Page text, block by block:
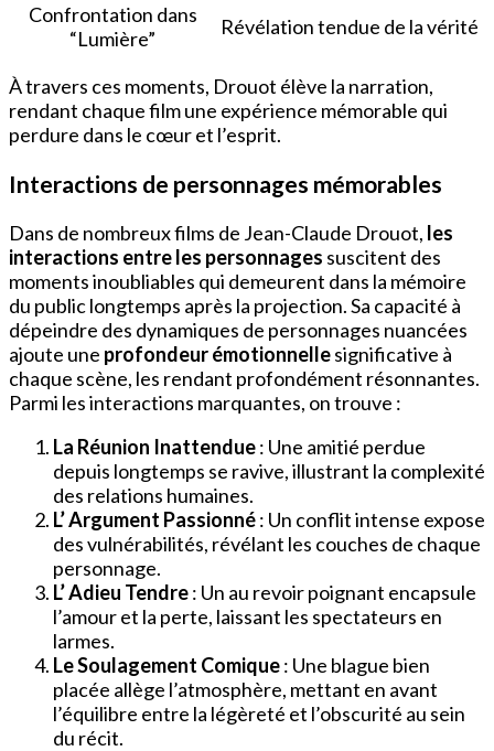
Confrontation dans
“Lumière”
Révélation tendue de la vérité
À travers ces moments, Drouot élève la narration,
rendant chaque film une expérience mémorable qui
perdure dans le cœur et l’esprit.
Interactions de personnages mémorables
Dans de nombreux films de Jean-Claude Drouot, les
interactions entre les personnages suscitent des
moments inoubliables qui demeurent dans la mémoire
du public longtemps après la projection. Sa capacité à
dépeindre des dynamiques de personnages nuancées
ajoute une profondeur émotionnellesignificative à
chaque scène, les rendant profondément résonnantes.
Parmi les interactions marquantes, on trouve :
La Réunion Inattendue: Une amitié perdue
depuis longtemps se ravive, illustrant la complexité
des relations humaines.
L’ Argument Passionné: Un conflit intense expose
des vulnérabilités, révélant les couches de chaque
personnage.
L’ Adieu Tendre: Un au revoir poignant encapsule
l’amour et la perte, laissant les spectateurs en
larmes.
Le Soulagement Comique: Une blague bien
placée allège l’atmosphère, mettant en avant
l’équilibre entre la légèreté et l’obscurité au sein
du récit.